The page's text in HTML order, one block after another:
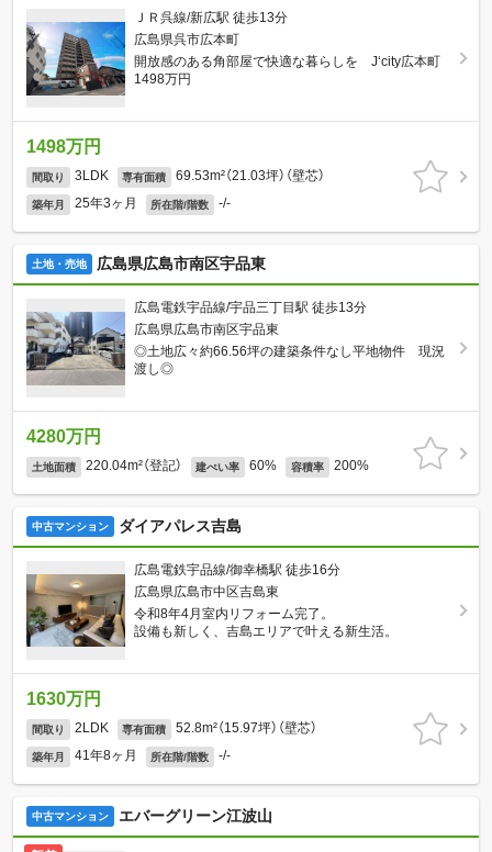
ＪＲ呉線/新広駅 徒歩13分
広島県呉市広本町
開放感のある角部屋で快適な暮らしを J‘city広本町
1498万円
1498万円
間取り 3LDK 専有面積 69.53m²（21.03坪）（壁芯）
築年月 25年3ヶ月 所在階/階数 -/-
土地・売地 広島県広島市南区宇品東
広島電鉄宇品線/宇品三丁目駅 徒歩13分
広島県広島市南区宇品東
◎土地広々約66.56坪の建築条件なし平地物件 現況
渡し◎
4280万円
土地面積 220.04m²（登記） 建ぺい率 60% 容積率 200%
中古マンション ダイアパレス吉島
広島電鉄宇品線/御幸橋駅 徒歩16分
広島県広島市中区吉島東
令和8年4月室内リフォーム完了。
設備も新しく、吉島エリアで叶える新生活。
1630万円
間取り 2LDK 専有面積 52.8m²（15.97坪）（壁芯）
築年月 41年8ヶ月 所在階/階数 -/-
中古マンション エバーグリーン江波山